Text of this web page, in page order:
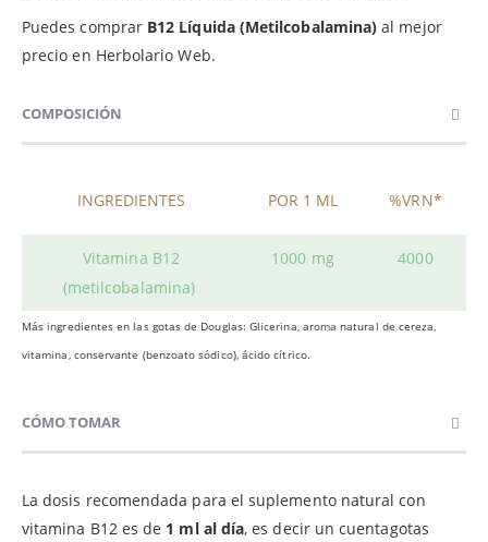
Puedes comprar B12 Líquida (Metilcobalamina) al mejor
precio en Herbolario Web.
COMPOSICIÓN
INGREDIENTES POR 1 ML %VRN*
Vitamina B12
(metilcobalamina)
1000 mg 4000
Más ingredientes en las gotas de Douglas: Glicerina, aroma natural de cereza,
vitamina, conservante (benzoato sódico), ácido cítrico.
CÓMO TOMAR
La dosis recomendada para el suplemento natural con
vitamina B12 es de 1 ml al día, es decir un cuentagotas